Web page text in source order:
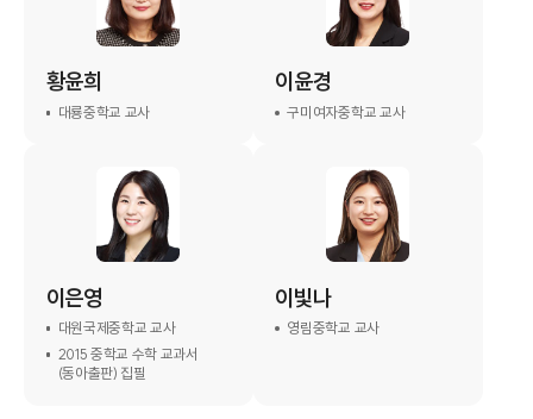
황윤희
대룡중학교 교사
이윤경
구미여자중학교 교사
이은영
대원국제중학교 교사
2015 중학교 수학 교과서
(동아출판) 집필
이빛나
영림중학교 교사